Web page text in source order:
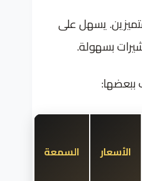
يسهل على
بسهولة.
ببعضها:
الأسعار السمعة